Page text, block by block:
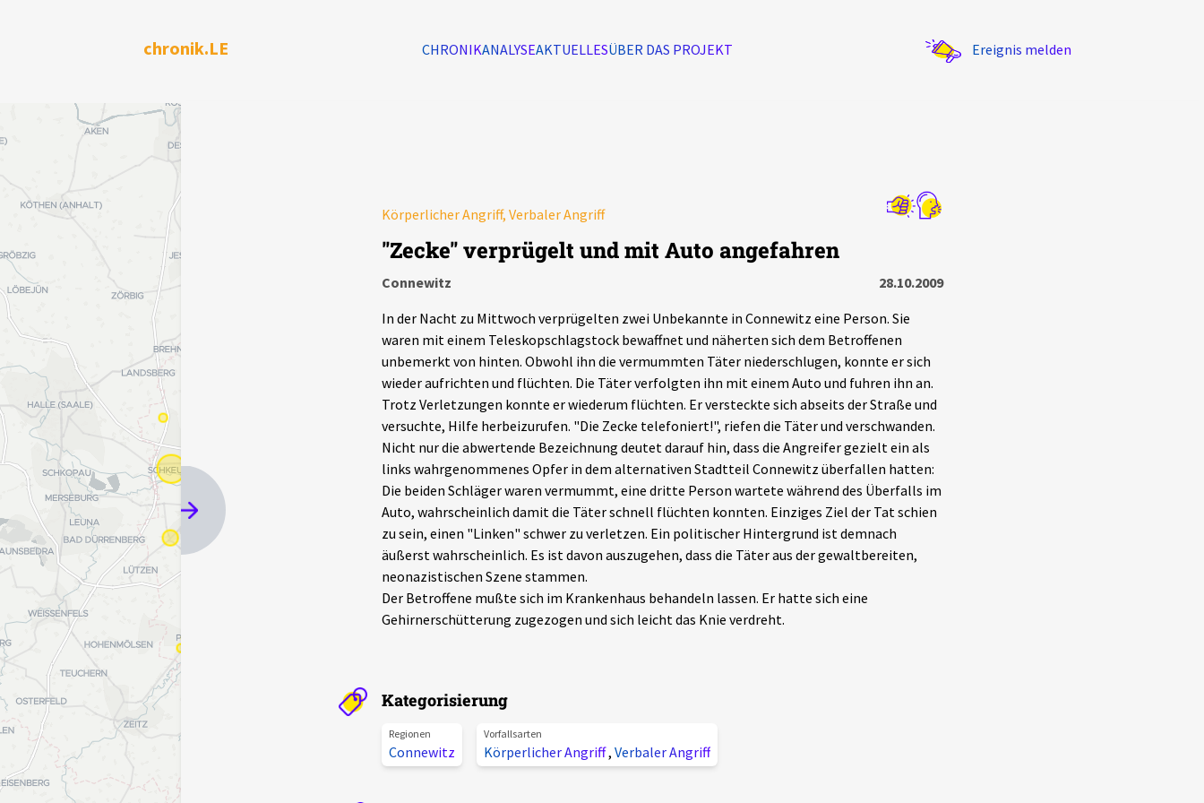
chronik.LE CHRONIKANALYSEAKTUELLESÜBER DAS PROJEKT Ereignis melden
Körperlicher Angriff, Verbaler Angriff
"Zecke" verprügelt und mit Auto angefahren
Connewitz
28.10.2009
In der Nacht zu Mittwoch verprügelten zwei Unbekannte in Connewitz eine Person. Sie
waren mit einem Teleskopschlagstock bewaffnet und näherten sich dem Betroffenen
unbemerkt von hinten. Obwohl ihn die vermummten Täter niederschlugen, konnte er sich
wieder aufrichten und flüchten. Die Täter verfolgten ihn mit einem Auto und fuhren ihn an.
Trotz Verletzungen konnte er wiederum flüchten. Er versteckte sich abseits der Straße und
versuchte, Hilfe herbeizurufen. "Die Zecke telefoniert!", riefen die Täter und verschwanden.
Nicht nur die abwertende Bezeichnung deutet darauf hin, dass die Angreifer gezielt ein als
links wahrgenommenes Opfer in dem alternativen Stadtteil Connewitz überfallen hatten:
Die beiden Schläger waren vermummt, eine dritte Person wartete während des Überfalls im
Auto, wahrscheinlich damit die Täter schnell flüchten konnten. Einziges Ziel der Tat schien
zu sein, einen "Linken" schwer zu verletzen. Ein politischer Hintergrund ist demnach
äußerst wahrscheinlich. Es ist davon auszugehen, dass die Täter aus der gewaltbereiten,
neonazistischen Szene stammen.
Der Betroffene mußte sich im Krankenhaus behandeln lassen. Er hatte sich eine
Gehirnerschütterung zugezogen und sich leicht das Knie verdreht.
Kategorisierung
Regionen
Connewitz
Vorfallsarten
Körperlicher Angriff, Verbaler Angriff
Ereignisse Statistik